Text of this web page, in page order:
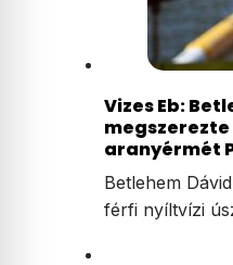
Vizes Eb:
aranyérmét
Betlehem
férfi nyíltvízi